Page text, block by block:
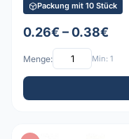
Packung mit 10 Stück
0.26€ – 0.38€
Menge: Min: 1